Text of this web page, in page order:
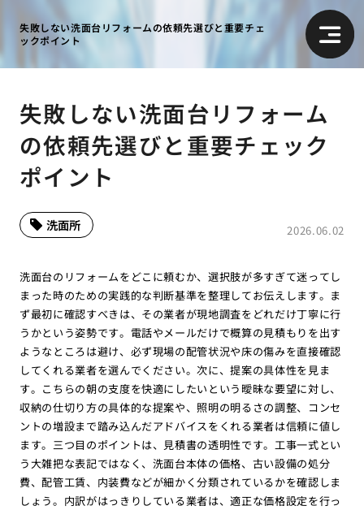
失敗しない洗面台リフォームの依頼先選びと重要チェ
ックポイント
失敗しない洗面台リフォーム
の依頼先選びと重要チェック
ポイント
2026.06.02
洗面所
洗面台のリフォームをどこに頼むか、選択肢が多すぎて迷ってし
まった時のための実践的な判断基準を整理してお伝えします。ま
ず最初に確認すべきは、その業者が現地調査をどれだけ丁寧に行
うかという姿勢です。電話やメールだけで概算の見積もりを出す
ようなところは避け、必ず現場の配管状況や床の傷みを直接確認
してくれる業者を選んでください。次に、提案の具体性を見ま
す。こちらの朝の支度を快適にしたいという曖昧な要望に対し、
収納の仕切り方の具体的な提案や、照明の明るさの調整、コンセ
ントの増設まで踏み込んだアドバイスをくれる業者は信頼に値し
ます。三つ目のポイントは、見積書の透明性です。工事一式とい
う大雑把な表記ではなく、洗面台本体の価格、古い設備の処分
費、配管工賃、内装費などが細かく分類されているかを確認しま
しょう。内訳がはっきりしている業者は、適正な価格設定を行っ